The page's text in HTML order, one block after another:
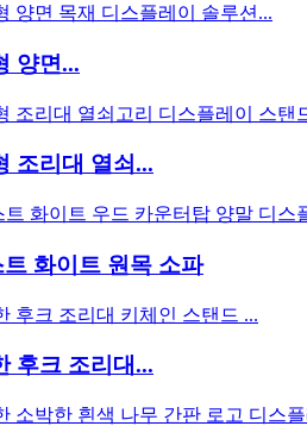
양면...
조리대 열쇠...
화이트 원목 소파
후크 조리대...